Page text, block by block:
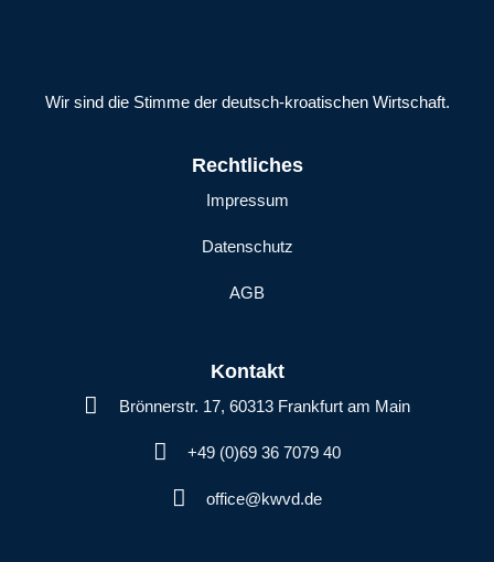
Wir sind die Stimme der deutsch-kroatischen Wirtschaft.
Rechtliches
Impressum
Datenschutz
AGB
Kontakt
Brönnerstr. 17, 60313 Frankfurt am Main
+49 (0)69 36 7079 40
office@kwvd.de